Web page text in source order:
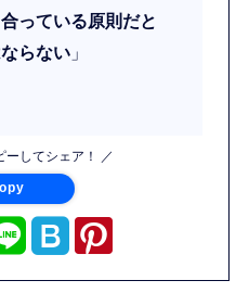
っている原則だと
らない 」
ーしてシェア！ ／